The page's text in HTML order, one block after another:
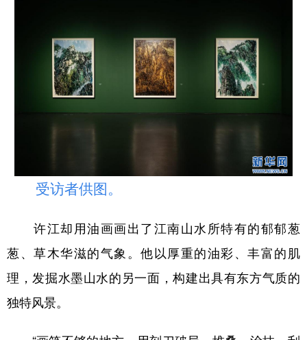
受访者供图。
许江却用油画画出了江南山水所特有的郁郁葱
葱、草木华滋的气象。他以厚重的油彩、丰富的肌
理，发掘水墨山水的另一面，构建出具有东方气质的
独特风景。